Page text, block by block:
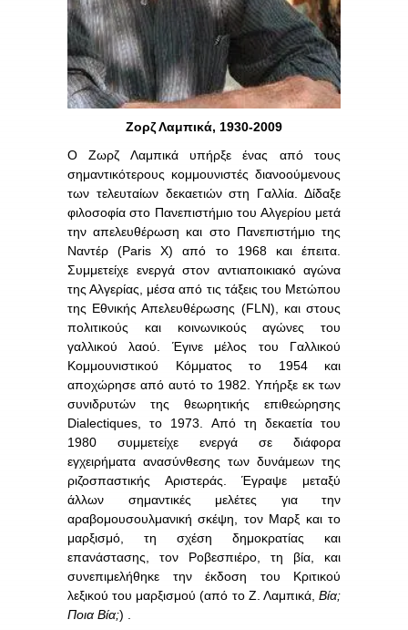
Ζορζ Λαμπικά, 1930-2009
Ο Ζωρζ Λαμπικά υπήρξε ένας από τους
σημαντικότερους κομμουνιστές διανοούμενους
των τελευταίων δεκαετιών στη Γαλλία. Δίδαξε
φιλοσοφία στο Πανεπιστήμιο του Αλγερίου μετά
την απελευθέρωση και στο Πανεπιστήμιο της
Ναντέρ (Paris Χ) από το 1968 και έπειτα.
Συμμετείχε ενεργά στον αντιαποικιακό αγώνα
της Αλγερίας, μέσα από τις τάξεις του Μετώπου
της Εθνικής Απελευθέρωσης (FLN), και στους
πολιτικούς και κοινωνικούς αγώνες του
γαλλικού λαού. Έγινε μέλος του Γαλλικού
Κομμουνιστικού Κόμματος το 1954 και
αποχώρησε από αυτό το 1982. Υπήρξε εκ των
συνιδρυτών της θεωρητικής επιθεώρησης
Dialectiques, το 1973. Από τη δεκαετία του
1980 συμμετείχε ενεργά σε διάφορα
εγχειρήματα ανασύνθεσης των δυνάμεων της
ριζοσπαστικής Αριστεράς. Έγραψε μεταξύ
άλλων σημαντικές μελέτες για την
αραβομουσουλμανική σκέψη, τον Μαρξ και το
μαρξισμό, τη σχέση δημοκρατίας και
επανάστασης, τον Ροβεσπιέρο, τη βία, και
συνεπιμελήθηκε την έκδοση του Κριτικού
λεξικού του μαρξισμού (από το Ζ. Λαμπικά, Βία;
Ποια Βία;) .